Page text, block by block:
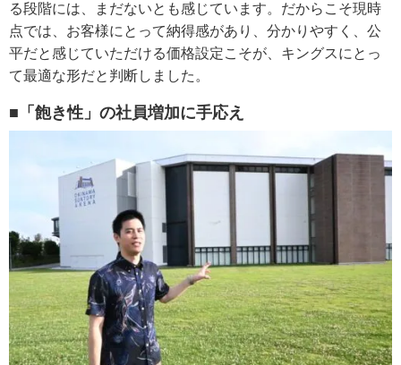
る段階には、まだないとも感じています。だからこそ現時
点では、お客様にとって納得感があり、分かりやすく、公
平だと感じていただける価格設定こそが、キングスにとっ
て最適な形だと判断しました。
■「飽き性」の社員増加に手応え